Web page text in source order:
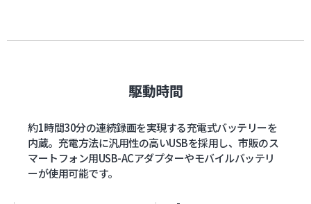
駆動時間
約1時間30分の連続録画を実現する充電式バッテリーを
内蔵。充電方法に汎用性の高いUSBを採用し、市販のス
マートフォン用USB-ACアダプターやモバイルバッテリ
ーが使用可能です。